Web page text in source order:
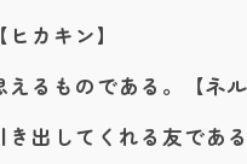
カキン】
るものである。【ネ
出してくれる友であ